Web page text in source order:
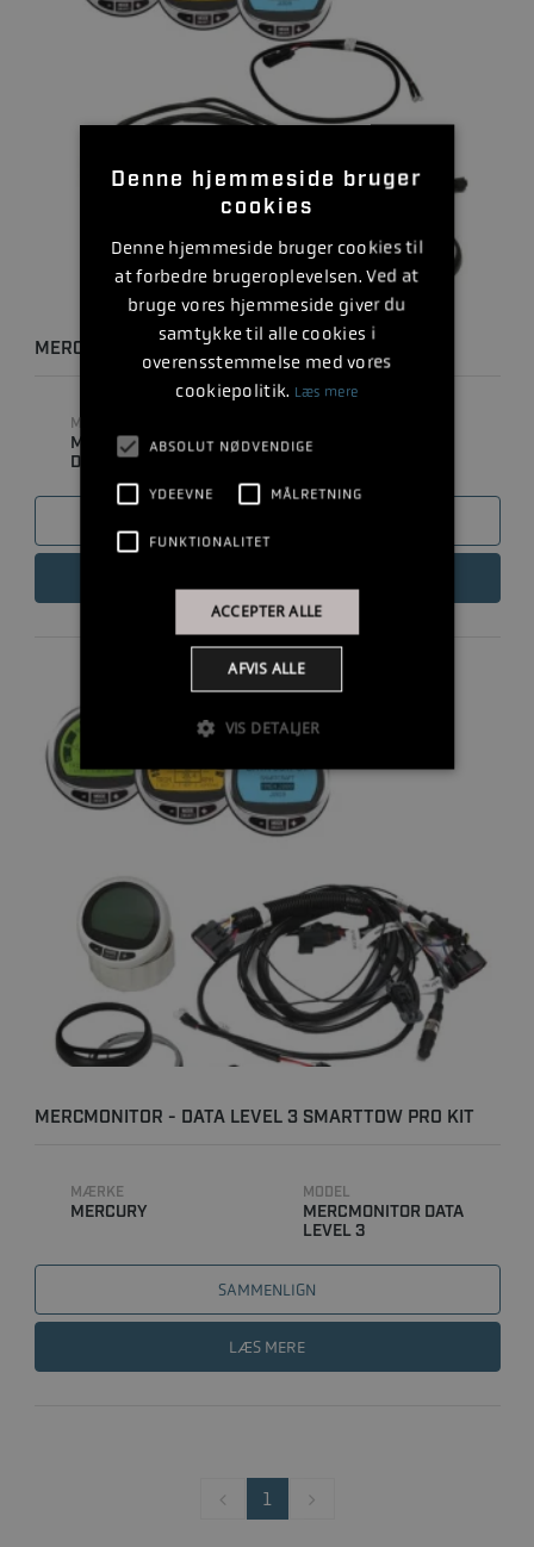
MERCMONITOR - DATA LEVEL 1 KIT
MODEL
MERC MONITOR
DATALEVEL 1
MERCURY
MERCMONITOR - DATA LEVEL 3 SMARTTOW PRO KIT
MÆRKE
MERCURY
MODEL
MERCMONITOR DATA
LEVEL 3
SAMMENLIGN
LÆS MERE
1
Denne hjemmeside bruger
cookies
Denne hjemmeside bruger cookies til
at forbedre brugeroplevelsen. Ved at
bruge vores hjemmeside giver du
samtykke til alle cookies i
overensstemmelse med vores
cookiepolitik. Læs mere
ABSOLUT NØDVENDIGE
YDEEVNE MÅLRETNING
FUNKTIONALITET
ACCEPTER ALLE
AFVIS ALLE
VIS DETALJER